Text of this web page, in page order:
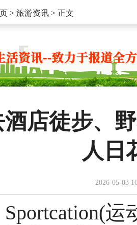
> 旅游资讯 > 正文
酒店徒步、
人日
2026-05-03